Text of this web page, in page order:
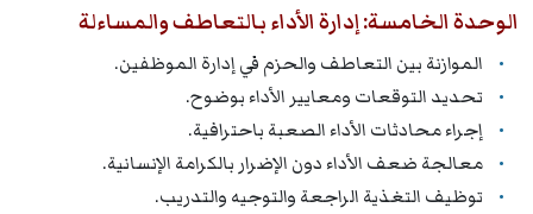
الوحدة الخامسة: إدارة الأداء بالتعاطف والمساءلة
الموازنة بين التعاطف والحزم في إدارة الموظفين.
تحديد التوقعات ومعايير الأداء بوضوح.
إجراء محادثات الأداء الصعبة باحترافية.
معالجة ضعف الأداء دون الإضرار بالكرامة الإنسانية.
توظيف التغذية الراجعة والتوجيه والتدريب.